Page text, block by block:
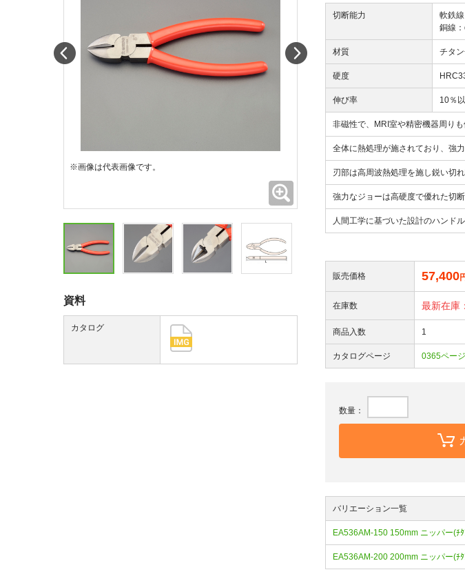
切断能力
軟鉄
銅線
材質 チタ
硬度
伸び率 10％
非磁性で、MRI室や精密機器周りも
全体に熱処理が施されており、強
刃部は高周波熱処理を施し鋭い切
強力なジョーは高硬度で優れた切断
人間工学に基づいた設計のハンド
販売価格 57,400
在庫数 最新在庫
商品入数 1
カタログページ 0365ページ
数量：
バリエーション一覧
EA536AM-150 150mm ニッパー(ﾁ
EA536AM-200 200mm ニッパー(ﾁ
※画像は代表画像です。
Prev
資料
カタログ